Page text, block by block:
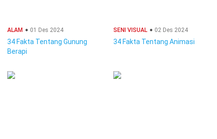
ALAM 01 Des 2024
34 Fakta Tentang Gunung
Berapi
SENI VISUAL 02 Des 2024
34 Fakta Tentang Animasi